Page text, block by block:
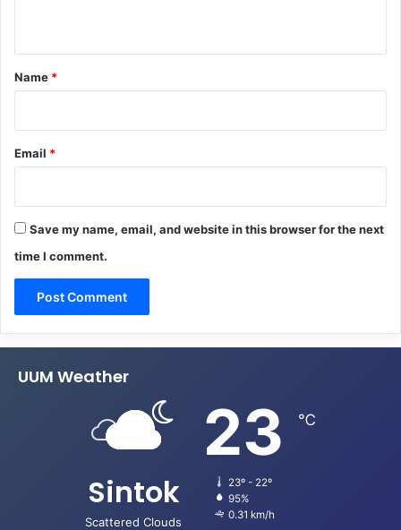
*
Name *
Email *
Save my name, email, and website in this browser for the next
time I comment.
UUM Weather
Sintok
Scattered Clouds
23 ℃
23º - 22º
95%
0.31 km/h